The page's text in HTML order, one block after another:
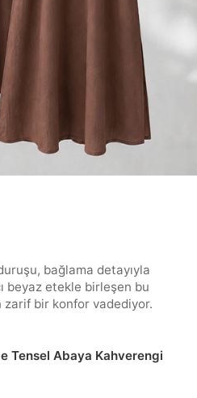
bağlama detayıyla
beyaz etekle birleşen bu
zarif bir konfor vadediyor.
Tensel Abaya Kahverengi